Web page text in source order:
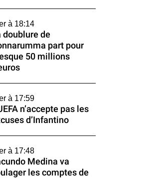
à 18:14
doublure de
part pour
50 millions
à 17:59
n’accepte pas les
d’Infantino
à 17:48
Medina va
les comptes de